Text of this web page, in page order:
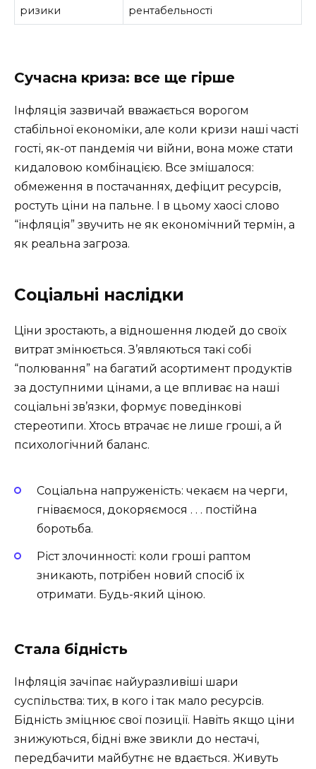
ризики
рентабельності
Сучасна криза: все ще гірше
Інфляція зазвичай вважається ворогом
стабільної економіки, але коли кризи наші часті
гості, як-от пандемія чи війни, вона може стати
кидаловою комбінацією. Все змішалося:
обмеження в постачаннях, дефіцит ресурсів,
ростуть ціни на пальне. І в цьому хаосі слово
“інфляція” звучить не як економічний термін, а
як реальна загроза.
Соціальні наслідки
Ціни зростають, а відношення людей до своїх
витрат змінюється. З’являються такі собі
“полювання” на багатий асортимент продуктів
за доступними цінами, а це впливає на наші
соціальні зв’язки, формує поведінкові
стереотипи. Хтось втрачає не лише гроші, а й
психологічний баланс.
Соціальна напруженість: чекаєм на черги,
гніваємося, докоряємося . . . постійна
боротьба.
Ріст злочинності: коли гроші раптом
зникають, потрібен новий спосіб їх
отримати. Будь-який ціною.
Стала бідність
Інфляція зачіпає найуразливіші шари
суспільства: тих, в кого і так мало ресурсів.
Бідність зміцнює свої позиції. Навіть якщо ціни
знижуються, бідні вже звикли до нестачі,
передбачити майбутнє не вдається. Живуть